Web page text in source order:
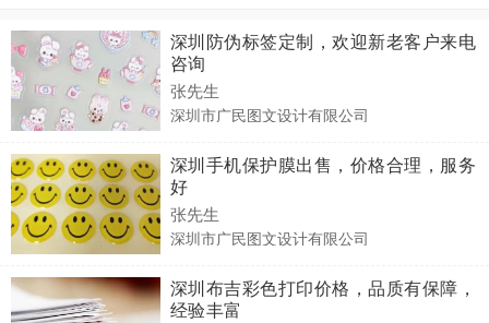
深圳防伪标签定制，欢迎新老客户来电
咨询
张先生
深圳市广民图文设计有限公司
深圳手机保护膜出售，价格合理，服务
好
张先生
深圳市广民图文设计有限公司
深圳布吉彩色打印价格，品质有保障，
经验丰富